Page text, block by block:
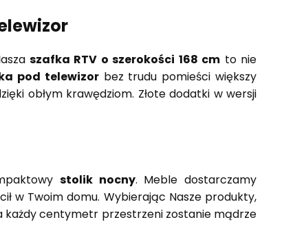
szafka RTV o szerokości 168 cm to nie
pod telewizorbez trudu pomieści większy
obłym krawędziom. Złote dodatki w wersji
stolik nocny. Meble dostarczamy
w Twoim domu. Wybierając Nasze produkty,
każdy centymetr przestrzeni zostanie mądrze